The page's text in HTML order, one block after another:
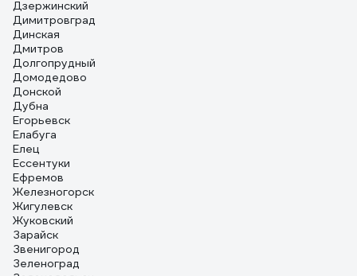
Дзержинский
Димитровград
Динская
Дмитров
Долгопрудный
Домодедово
Донской
Дубна
Егорьевск
Елабуга
Елец
Ессентуки
Ефремов
Железногорск
Жигулевск
Жуковский
Зарайск
Звенигород
Зеленоград